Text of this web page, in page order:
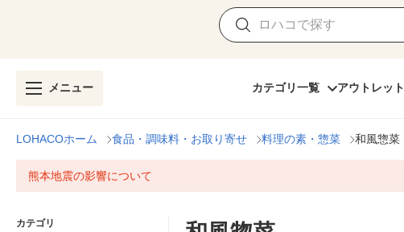
メニュー カテゴリ一覧 アウトレット
LOHACOホーム 食品・調味料・お取り寄せ 料理の素・惣菜 和風惣菜
熊本地震の影響について
カテゴリ